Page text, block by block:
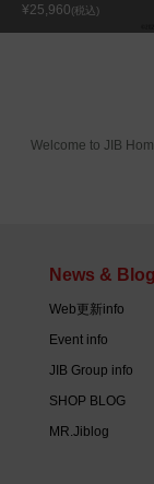
¥25,960(税込)
Welcome to JIB
News & Blog
Web更新info
Event info
JIB Group info
SHOP BLOG
MR.Jiblog